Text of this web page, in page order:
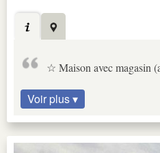
☆ Maison avec magasin
Voir plus ▾